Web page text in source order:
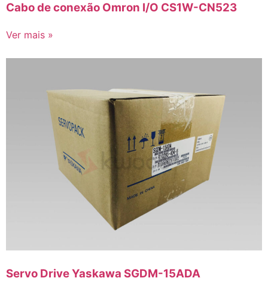
Cabo de conexão Omron I/O CS1W-CN523
Ver mais »
Servo Drive Yaskawa SGDM-15ADA